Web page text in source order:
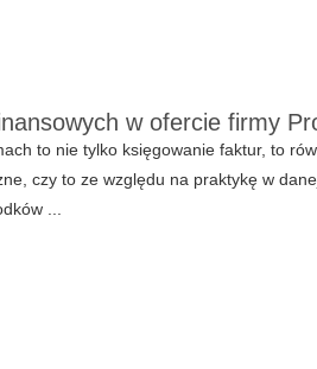
w ofercie firmy
to nie tylko księgowanie faktur, to
czy to ze względu na praktykę w
...